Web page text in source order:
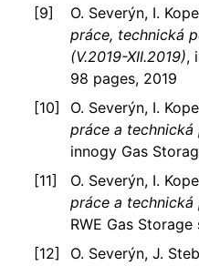
O. Severýn, I.
práce, technická
(V.2019-XII.2019),
98 pages, 2019
O. Severýn, I.
práce a technická
innogy Gas
O. Severýn, I.
práce a technická
RWE Gas
O. Severýn, J.